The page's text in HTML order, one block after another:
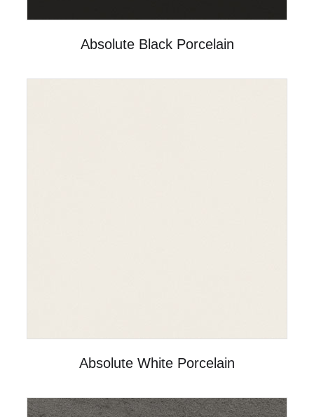
Absolute Black Porcelain
Absolute White Porcelain